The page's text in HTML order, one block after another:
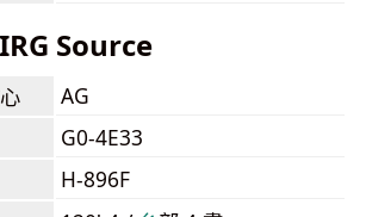
Source
AG
G0-4E33
H-896F